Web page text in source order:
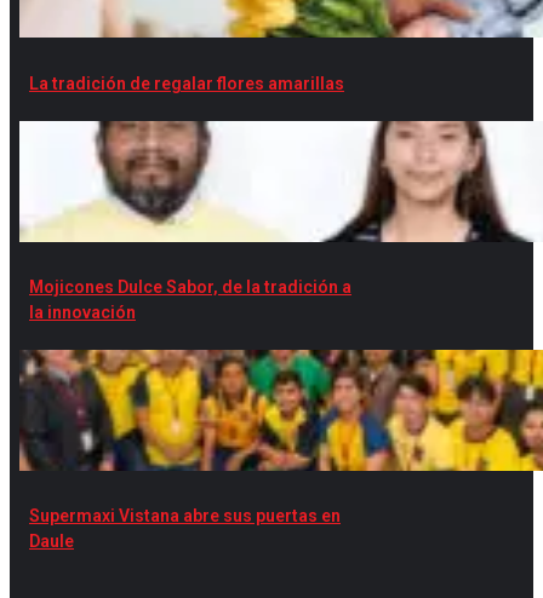
La tradición de regalar flores amarillas
Mojicones Dulce Sabor, de la tradición a
la innovación
Supermaxi Vistana abre sus puertas en
Daule